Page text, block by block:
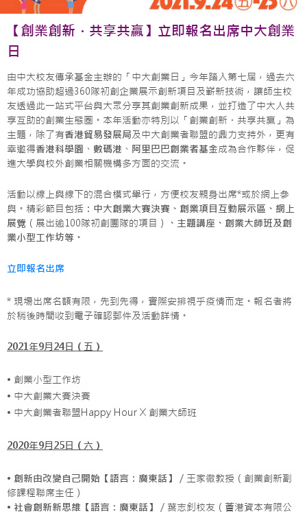
【創業創新．共享共贏】立即報名出席中大創業
日
由中大校友傳承基金主辦的「中大創業日」今年踏入第七屆，過去六
年成功協助超過360隊初創企業展示創新項目及嶄新技術，讓師生校
友透過此一站式平台與大眾分享其創業創新成果，並打造了中大人共
享互助的創業生態圈。本年活動亦特別以「創業創新．共享共贏」為
主題，除了有香港貿易發展局及中大創業者聯盟的鼎力支持外，更有
幸邀得香港科學園 、 數碼港 、 阿里巴巴創業者基金成為合作夥伴，促
進大學與校外創業相關機構多方面的交流。
活動以線上與線下的混合模式舉行，方便校友親身出席*或於網上參
與。精彩節目包括： 中大創業大賽決賽、創業項目互動展示區、網上
展覽 （展出逾100隊初創團隊的項目）
、主題講座、創業大師班及創
業小型工作坊等 。
立即報名出席
* 現場出席名額有限，先到先得，實際安排視乎疫情而定。報名者將
於稍後時間收到電子確認郵件及活動詳情。
2021年9月24日（五）
• 創業小型工作坊
• 中大創業大賽決賽
• 中大創業者聯盟Happy Hour X 創業大師班
2020年9月25日（六）
• 創新由改變自己開始【語言：廣東話】
／王家徹教授（創業創新副
修課程聯席主任）
• 社會創新新思維【語言：廣東話】
／葉志釗校友（薈港資本有限公